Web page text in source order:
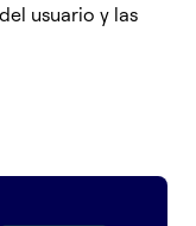
usuario y las